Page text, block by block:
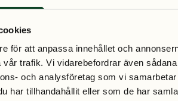
för att anpassa innehållet och
trafik. Vi vidarebefordrar även
och analysföretag som vi
har tillhandahållit eller som de har